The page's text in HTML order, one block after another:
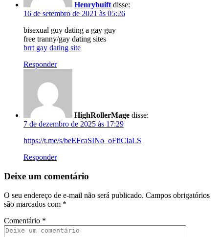
Henrybuift disse:
16 de setembro de 2021 às 05:26
bisexual guy dating a gay guy
free tranny/gay dating sites
brrt gay dating site
Responder
HighRollerMage disse:
7 de dezembro de 2025 às 17:29
https://t.me/s/beEFcaSINo_oFfiCIaLS
Responder
Deixe um comentário
O seu endereço de e-mail não será publicado. Campos obrigatórios
são marcados com *
Comentário *